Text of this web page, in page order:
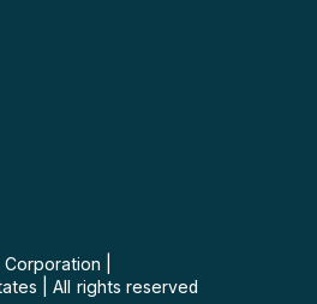
Corporation
All rights reserved